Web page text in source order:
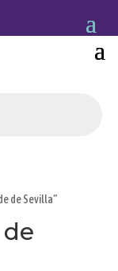
de Sevilla”